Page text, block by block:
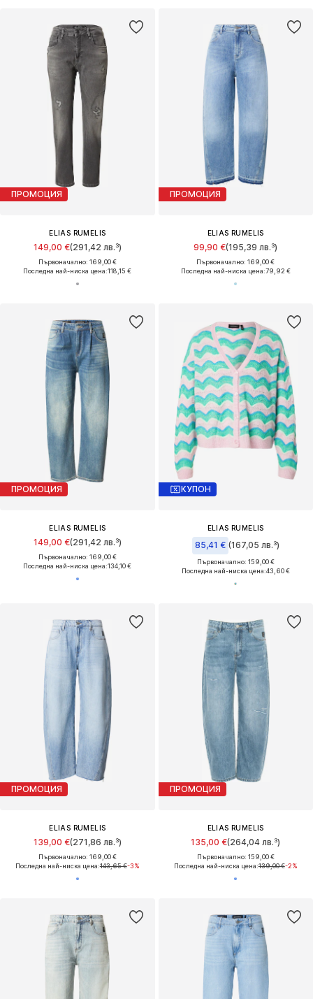
ПРОМОЦИЯ
ELIAS RUMELIS
149,00 €(291,42 лв.³)
Първоначално: 169,00 €
Последна най-ниска цена:118,15 €
ПРОМОЦИЯ
ELIAS RUMELIS
99,90 €(195,39 лв.³)
Първоначално: 169,00 €
Последна най-ниска цена:79,92 €
ПРОМОЦИЯ
ELIAS RUMELIS
149,00 €(291,42 лв.³)
Първоначално: 169,00 €
Последна най-ниска цена:134,10 €
КУПОН
ELIAS RUMELIS
85,41 € (167,05 лв.³)
Първоначално: 159,00 €
Последна най-ниска цена:43,60 €
ПРОМОЦИЯ
ELIAS RUMELIS
139,00 €(271,86 лв.³)
Първоначално: 169,00 €
Последна най-ниска цена:143,65 €-3%
ПРОМОЦИЯ
ELIAS RUMELIS
135,00 €(264,04 лв.³)
Първоначално: 159,00 €
Последна най-ниска цена:139,00 €-2%